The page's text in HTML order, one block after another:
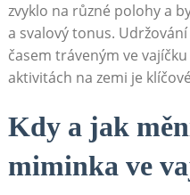
zvyklo na různé polohy a
a svalový tonus.
časem tráveným ve
aktivitách na zemi je
Kdy a jak
miminka ve